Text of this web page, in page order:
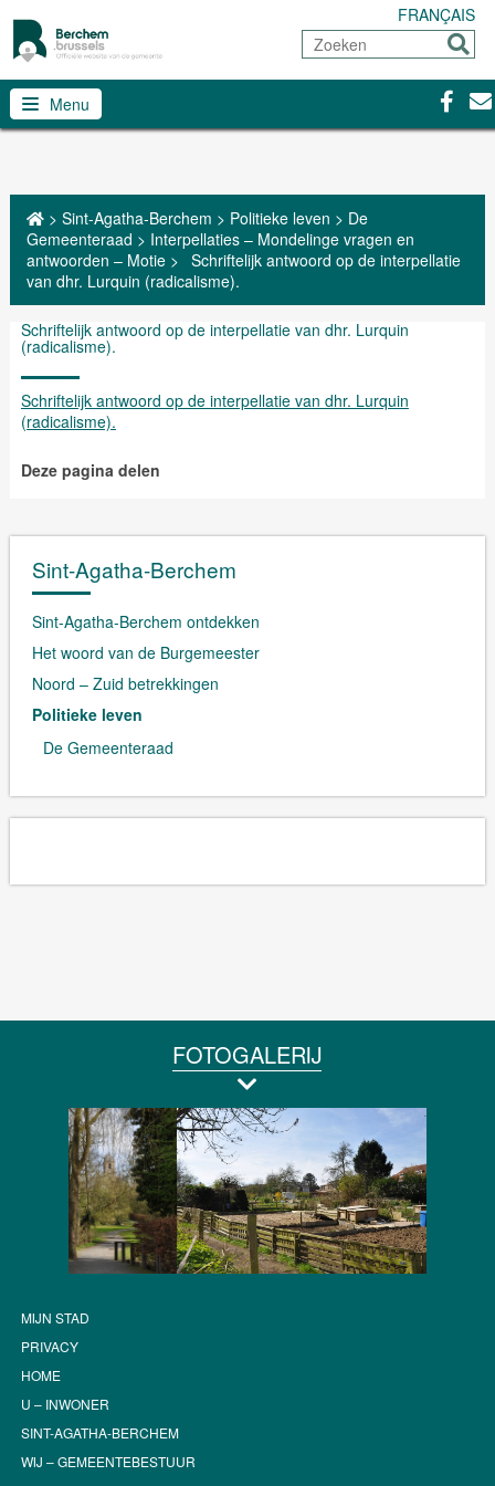
FRANÇAIS
Zoeken
Sturen
Menu
> Sint-Agatha-Berchem > Politieke leven > De
Gemeenteraad > Interpellaties – Mondelinge vragen en
antwoorden – Motie> Schriftelijk antwoord op de interpellatie
van dhr. Lurquin (radicalisme).
Schriftelijk antwoord op de interpellatie van dhr. Lurquin
(radicalisme).
Schriftelijk antwoord op de interpellatie van dhr. Lurquin
(radicalisme).
Deze pagina delen
Sint-Agatha-Berchem
Sint-Agatha-Berchem ontdekken
Het woord van de Burgemeester
Noord – Zuid betrekkingen
Politieke leven
De Gemeenteraad
FOTOGALERIJ
MIJN STAD
PRIVACY
HOME
U – INWONER
SINT-AGATHA-BERCHEM
WIJ – GEMEENTEBESTUUR